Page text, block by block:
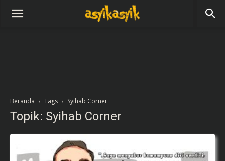
Beranda Tags Syihab Corner
Topik: Syihab Corner